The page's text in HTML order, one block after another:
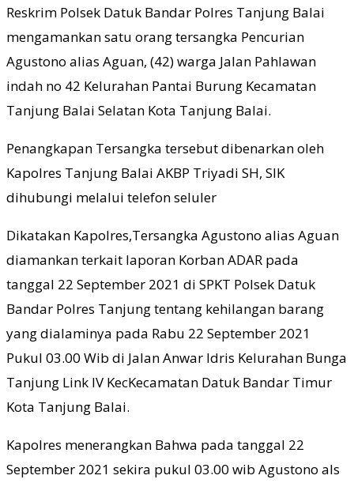
Reskrim Polsek Datuk Bandar Polres Tanjung Balai
mengamankan satu orang tersangka Pencurian
Agustono alias Aguan, (42) warga Jalan Pahlawan
indah no 42 Kelurahan Pantai Burung Kecamatan
Tanjung Balai Selatan Kota Tanjung Balai.
Penangkapan Tersangka tersebut dibenarkan oleh
Kapolres Tanjung Balai AKBP Triyadi SH, SIK
dihubungi melalui telefon seluler
Dikatakan Kapolres,Tersangka Agustono alias Aguan
diamankan terkait laporan Korban ADAR pada
tanggal 22 September 2021 di SPKT Polsek Datuk
Bandar Polres Tanjung tentang kehilangan barang
yang dialaminya pada Rabu 22 September 2021
Pukul 03.00 Wib di Jalan Anwar Idris Kelurahan Bunga
Tanjung Link IV KecKecamatan Datuk Bandar Timur
Kota Tanjung Balai.
Kapolres menerangkan Bahwa pada tanggal 22
September 2021 sekira pukul 03.00 wib Agustono als